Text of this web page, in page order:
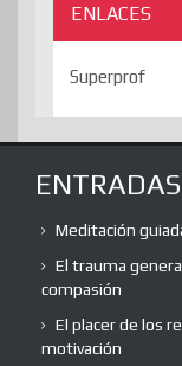
ENLACES
Superprof
Meditación
El trauma
compasión
El placer de los
motivación